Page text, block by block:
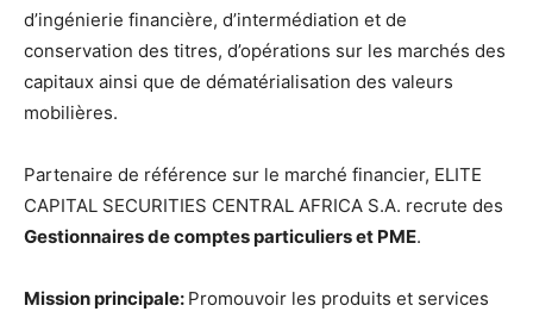
d’ingénierie financière, d’intermédiation et de
conservation des titres, d’opérations sur les marchés des
capitaux ainsi que de dématérialisation des valeurs
mobilières.
Partenaire de référence sur le marché financier, ELITE
CAPITAL SECURITIES CENTRAL AFRICA S.A. recrute des
Gestionnaires de comptes particuliers et PME.
Mission principale: Promouvoir les produits et services